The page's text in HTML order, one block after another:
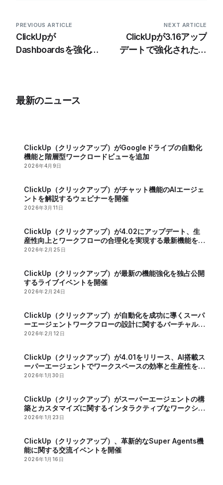
PREVIOUS ARTICLE
ClickUpが
Dashboardsを強化、
NEXT ARTICLE
ClickUpが3.16アップ
デートで強化された機
最新のニュース
ClickUp（クリックアップ）がGoogleドライブの自動化
機能と階層型ワークロードビューを追加
2026年4月9日
ClickUp（クリックアップ）がチャット機能のAIエージェ
ントを解説するウェビナーを開催
2026年3月11日
ClickUp（クリックアップ）が4.02にアップデート、生
産性向上とワークフローの合理化を実現する最新機能を発
表
2026年2月25日
ClickUp（クリックアップ）が最新の機能強化を独占公開
するライブイベントを開催
2026年2月24日
ClickUp（クリックアップ）が自動化を成功に導くスーパ
ーエージェントワークフローの設計に関するバーチャルイ
ベントを開催
2026年2月12日
ClickUp（クリックアップ）が4.01をリリース、AI搭載ス
ーパーエージェントでワークスペースの効率と生産性を向
上
2026年1月30日
ClickUp（クリックアップ）がスーパーエージェントの構
築とカスタマイズに関するインタラクティブなワークショ
ップを開催
2026年1月23日
ClickUp（クリックアップ）、革新的なSuper Agents機
能に関する交流イベントを開催
2026年1月16日